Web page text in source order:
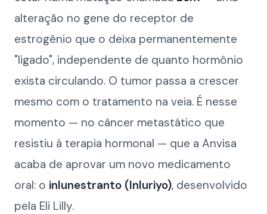
alteração no gene do receptor de
estrogênio que o deixa permanentemente
"ligado", independente de quanto hormônio
exista circulando. O tumor passa a crescer
mesmo com o tratamento na veia. É nesse
momento — no câncer metastático que
resistiu à terapia hormonal — que a Anvisa
acaba de aprovar um novo medicamento
oral: o inlunestranto (Inluriyo), desenvolvido
pela Eli Lilly.